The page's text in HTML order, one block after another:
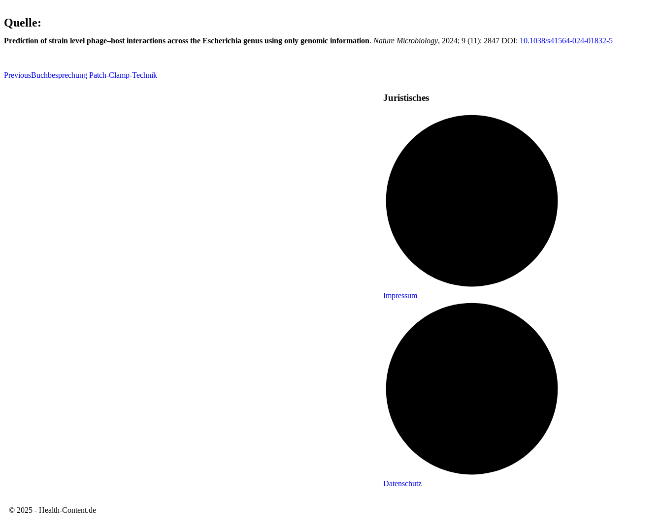
Quelle:
Prediction of strain level phage–host interactions across the Escherichia genus using only genomic information. Nature Microbiology, 2024; 9 (11): 2847 DOI: 10.1038/s41564-024-01832-5
PreviousBuchbesprechung Patch-Clamp-Technik
Juristisches
Impressum
Datenschutz
© 2025 - Health-Content.de